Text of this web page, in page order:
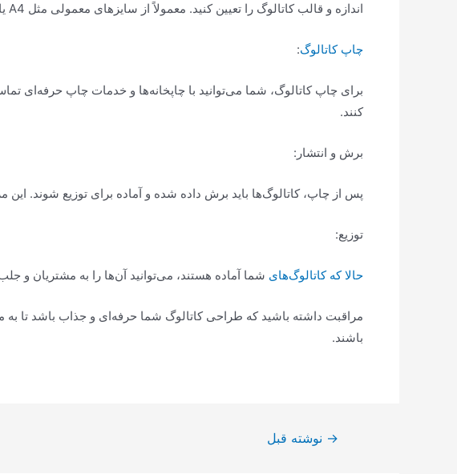
اندازه و قالب کاتالوگ را تعیین کنید. معمولاً از سایزهای معمولی مثل A4 یا A5 استفاده می‌شود، اما می‌توانید ابعاد دلخواه خود را انتخاب کنید.
چاپ کاتالوگ:
برای چاپ کاتالوگ، شما می‌توانید با چاپخانه‌ها و خدمات چاپ حرفه‌ای
کنند.
برش و انتشار:
پس از چاپ، کاتالوگ‌ها باید برش داده شده و آماده برای توزیع شوند. این
توزیع:
حالا که کاتالوگ‌های شما آماده هستند، می‌توانید آن‌ها را به مشتریان و
مراقبت داشته باشید که طراحی کاتالوگ شما حرفه‌ای و جذاب باشد تا به
باشند.
راهبری
→ نوشته قبل